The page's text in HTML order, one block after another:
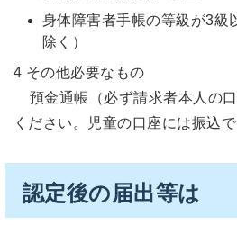
身体障害者手帳の等級が3級
除く）
4 その他必要なもの
預金通帳（必ず請求者本人の
ください。児童の口座には振込で
認定後の届出等は